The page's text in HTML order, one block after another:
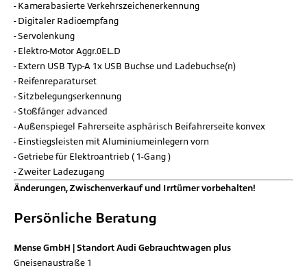
Kamerabasierte Verkehrszeichenerkennung
Digitaler Radioempfang
Servolenkung
Elektro-Motor Aggr.0EL.D
Extern USB Typ-A 1x USB Buchse und Ladebuchse(n)
Reifenreparaturset
Sitzbelegungserkennung
Stoßfänger advanced
Außenspiegel Fahrerseite asphärisch Beifahrerseite konvex
Einstiegsleisten mit Aluminiumeinlegern vorn
Getriebe für Elektroantrieb ( 1-Gang )
Zweiter Ladezugang
Änderungen, Zwischenverkauf und Irrtümer vorbehalten!
Persönliche Beratung
Mense GmbH | Standort Audi Gebrauchtwagen plus
Gneisenaustraße 1